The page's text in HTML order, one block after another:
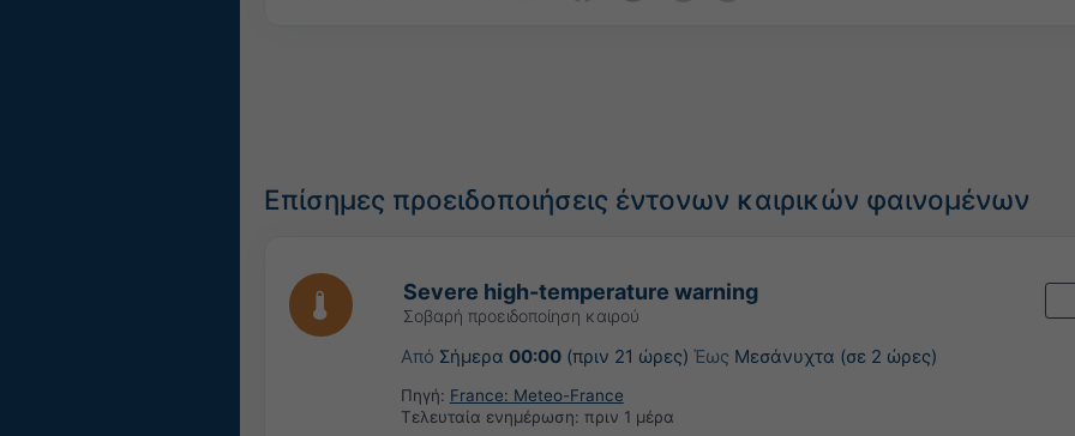
Επίσημες προειδοποιήσεις έντονων καιρικών φαινομένων
Severe high-temperature warning
Σοβαρή προειδοποίηση καιρού
Από Σήμερα 00:00(πριν 21 ώρες) Έως Μεσάνυχτα (σε 2 ώρες)
Πηγή: France: Meteo-France
Τελευταία ενημέρωση: πριν 1 μέρα